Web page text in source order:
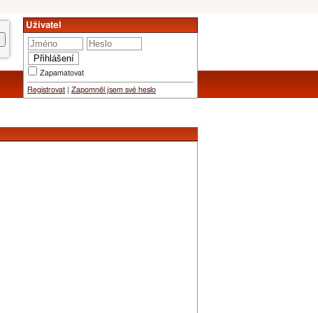
Uživatel
Zapamatovat
Registrovat Zapomněl jsem své heslo